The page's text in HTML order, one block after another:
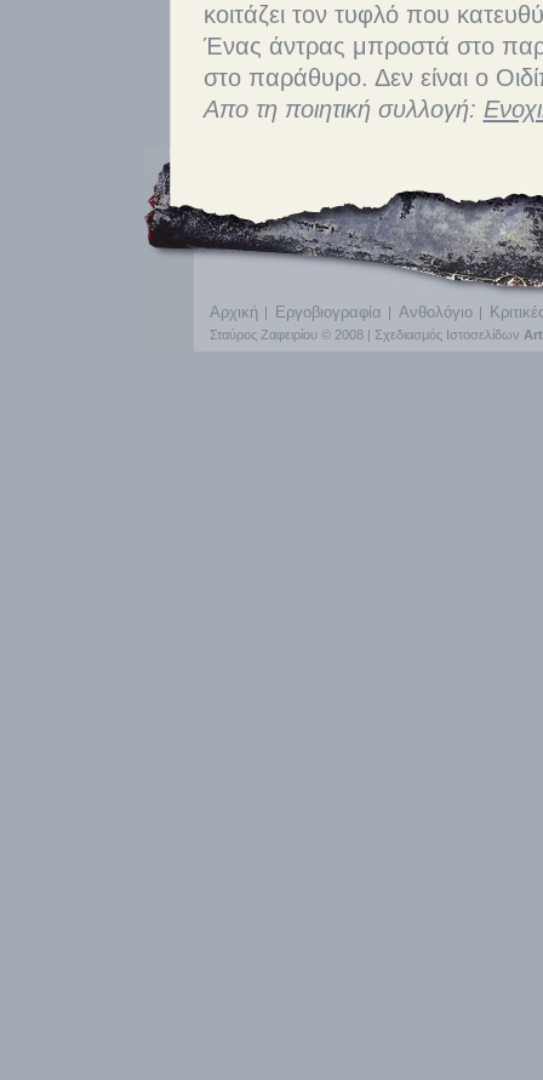
κοιτάζει τον τυφλό που
Ένας άντρας μπροστά στο
στο παράθυρο. Δεν είναι ο
Απο τη ποιητική συλλογή:
Αρχική Εργοβιογραφία Ανθολόγιο
Σταύρος Ζαφειρίου © 2008 | Σχεδιασμός Ιστοσελίδων